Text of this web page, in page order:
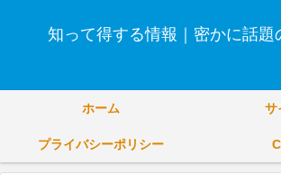
知って得する情報｜密かに話題
ホーム サ
プライバシーポリシー